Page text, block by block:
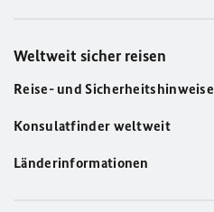
Weltweit sicher reisen
Reise- und Sicherheitshinweise
Konsulatfinder weltweit
Länderinformationen